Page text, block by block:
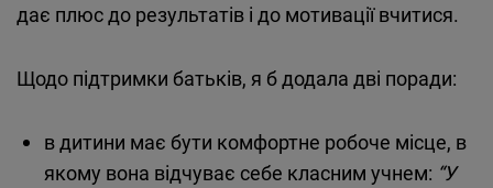
дає плюс до результатів і до мотивації вчитися.
Щодо підтримки батьків, я б додала дві поради:
в дитини має бути комфортне робоче місце, в
якому вона відчуває себе класним учнем: “У